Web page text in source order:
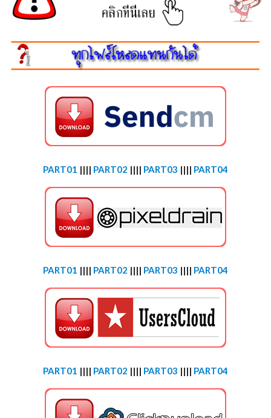
PART01 |||| PART02 |||| PART03 |||| PART04
PART01 |||| PART02 |||| PART03 |||| PART04
PART01 |||| PART02 |||| PART03 |||| PART04